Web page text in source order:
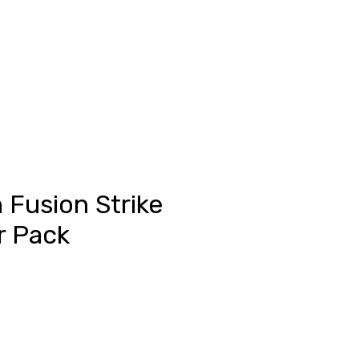
Fusion Strike
Pack